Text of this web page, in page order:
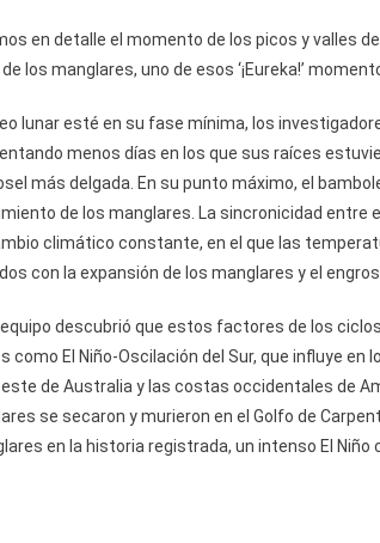
en detalle el momento de los picos y valles
los manglares, uno de esos ‘¡Eureka!’
lunar esté en su fase mínima, los
menos días en los que sus raíces
más delgada. En su punto máximo, el
de los manglares. La sincronicidad entre
climático constante, en el que las
con la expansión de los manglares y el
equipo descubrió que estos factores de los
como El Niño-Oscilación del Sur, que influye
de Australia y las costas occidentales de
se secaron y murieron en el Golfo de
en la historia registrada, un intenso El